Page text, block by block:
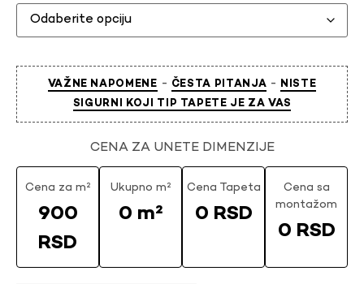
VAŽNE NAPOMENE - ČESTA PITANJA - NISTE
SIGURNI KOJI TIP TAPETE JE ZA VAS
CENA ZA UNETE DIMENZIJE
Cena za m²
900
RSD
Ukupno m²
0 m²
Cena Tapeta
0 RSD
Cena sa
montažom
0 RSD